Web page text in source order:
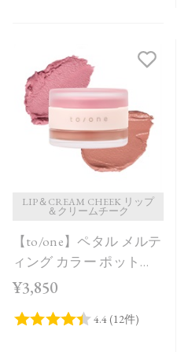
LIP＆CREAM CHEEK リップ
＆クリームチーク
【to/one】ペタル メルテ
ィング カラー ポット
［EX01～EX04］＜限定
Collection＞
¥3,850